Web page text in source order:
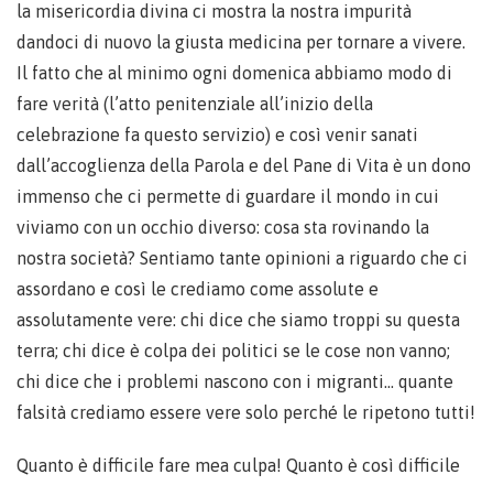
la misericordia divina ci mostra la nostra impurità
dandoci di nuovo la giusta medicina per tornare a vivere.
Il fatto che al minimo ogni domenica abbiamo modo di
fare verità (l’atto penitenziale all’inizio della
celebrazione fa questo servizio) e così venir sanati
dall’accoglienza della Parola e del Pane di Vita è un dono
immenso che ci permette di guardare il mondo in cui
viviamo con un occhio diverso: cosa sta rovinando la
nostra società? Sentiamo tante opinioni a riguardo che ci
assordano e così le crediamo come assolute e
assolutamente vere: chi dice che siamo troppi su questa
terra; chi dice è colpa dei politici se le cose non vanno;
chi dice che i problemi nascono con i migranti… quante
falsità crediamo essere vere solo perché le ripetono tutti!
Quanto è difficile fare mea culpa! Quanto è così difficile